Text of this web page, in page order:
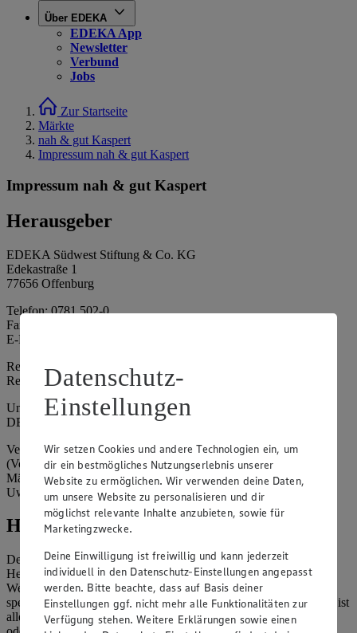
Über EDEKA
EDEKA App
Newsletter
Verbund
Jobs
Zur Startseite
Märkte
nah & gut Kaspert
Impressum nah & gut Kaspert
Impressum nah & gut Kaspert
Herausgeber
EDEKA Südwest Stiftung & Co. KG
Edekastraße 1
77656 Offenburg
Telefon: 0781 502-0
Fax: 0781 502-6180
E-Mail: kundenservice@edeka-suedwest.de
Registergericht: Amtsgericht Freiburg i.B.
Registernummer: HRA 707629
Umsatzsteuer-Identifikationsnummer gem. § 27a UStG:
DE815916131
Vertretungsberechtigte: Rainer Huber (Sprecher)
(Vorstandsmitglied), Klaus Fickert (Vorstandsmitglied), Jürgen
Mäder (Vorstandsmitglied), Patrick Mogck (Vorstandsmitglied),
Uwe Kohler
Hinweise
Der Inhalt dieser Website ist urheberrechtlich geschützt. Der
Herausgeber gewährt Ihnen jedoch das Recht, den auf dieser
Website bereitgestellten Text ganz oder ausschnittsweise zu
speichern und zu vervielfältigen. Aus Gründen des Urheberrechts ist
allerdings die Speicherung und Vervielfältigung von Bildmaterial
Datenschutz-
Einstellungen
Wir setzen Cookies und andere Technologien ein, um
dir ein bestmögliches Nutzungserlebnis unserer
Website zu ermöglichen. Wir verwenden deine Daten,
um unsere Website zu personalisieren und dir
möglichst relevante Inhalte anzubieten, sowie für
Marketingzwecke.
Deine Einwilligung ist freiwillig und kann jederzeit
individuell in den Datenschutz-Einstellungen angepasst
werden. Bitte beachte, dass auf Basis deiner
Einstellungen ggf. nicht mehr alle Funktionalitäten zur
Verfügung stehen. Weitere Erklärungen sowie einen